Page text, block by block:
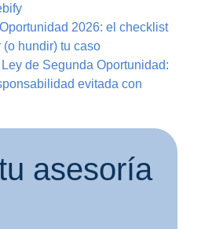
2026: el checklist
hundir) tu caso
de Segunda Oportunidad:
evitada con
asesoría